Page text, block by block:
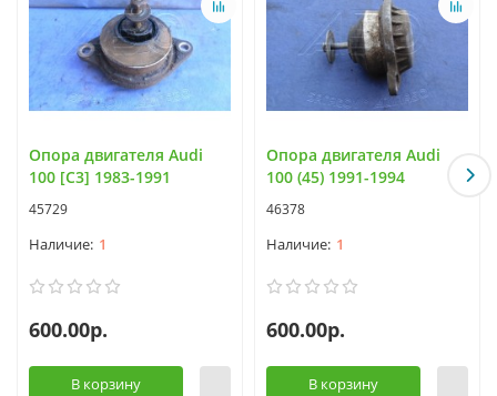
Опора двигателя Audi
100 [C3] 1983-1991
45729
1
600.00р.
В корзину
Опора двигателя Audi
100 (45) 1991-1994
46378
1
600.00р.
В корзину